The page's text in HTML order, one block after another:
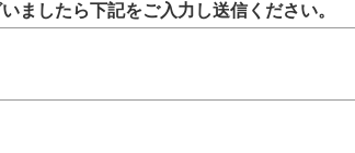
ましたら下記をご入力し送信ください。